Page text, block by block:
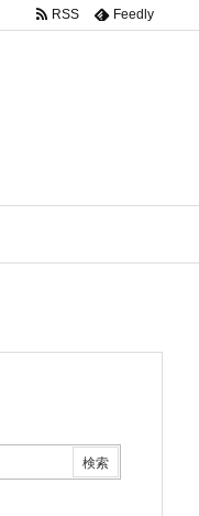
RSS Feedly